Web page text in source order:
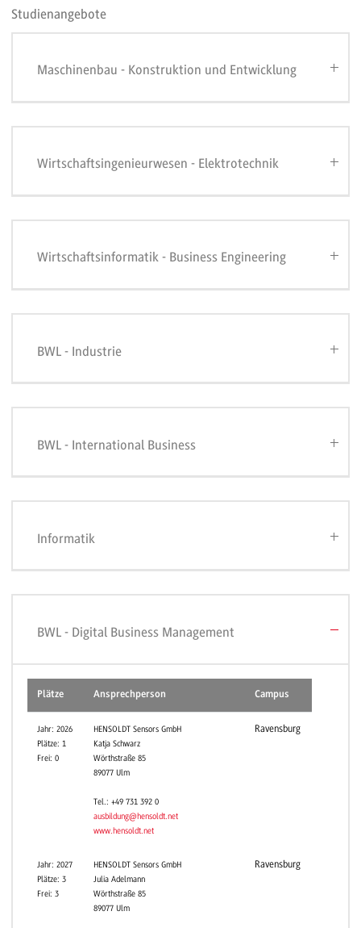
Studienangebote
Maschinenbau - Konstruktion und Entwicklung
Wirtschaftsingenieurwesen - Elektrotechnik
Wirtschaftsinformatik - Business Engineering
BWL - Industrie
BWL - International Business
Informatik
BWL - Digital Business Management
Plätze Ansprechperson Campus
Jahr: 2026
Plätze: 1
Frei: 0
HENSOLDT Sensors GmbH
Katja Schwarz
Wörthstraße 85
89077 Ulm
Tel.: +49 731 392 0
ausbildung@hensoldt.net
www.hensoldt.net
Ravensburg
Jahr: 2027
Plätze: 3
Frei: 3
HENSOLDT Sensors GmbH
Julia Adelmann
Wörthstraße 85
89077 Ulm
Ravensburg